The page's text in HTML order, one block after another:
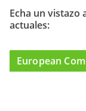
o
o
g
r
m
b
Echa un vistazo
actuales:
European